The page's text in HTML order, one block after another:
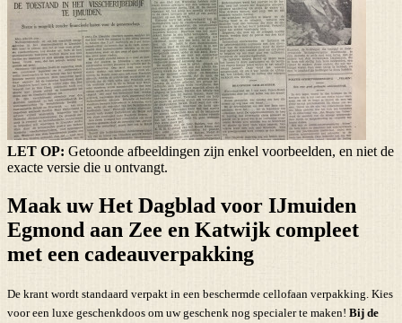
LET OP: Getoonde afbeeldingen zijn enkel voorbeelden, en niet de
exacte versie die u ontvangt.
Maak uw Het Dagblad voor IJmuiden
Egmond aan Zee en Katwijk compleet
met een cadeauverpakking
De krant wordt standaard verpakt in een beschermde cellofaan verpakking. Kies
voor een luxe geschenkdoos om uw geschenk nog specialer te maken! Bij de